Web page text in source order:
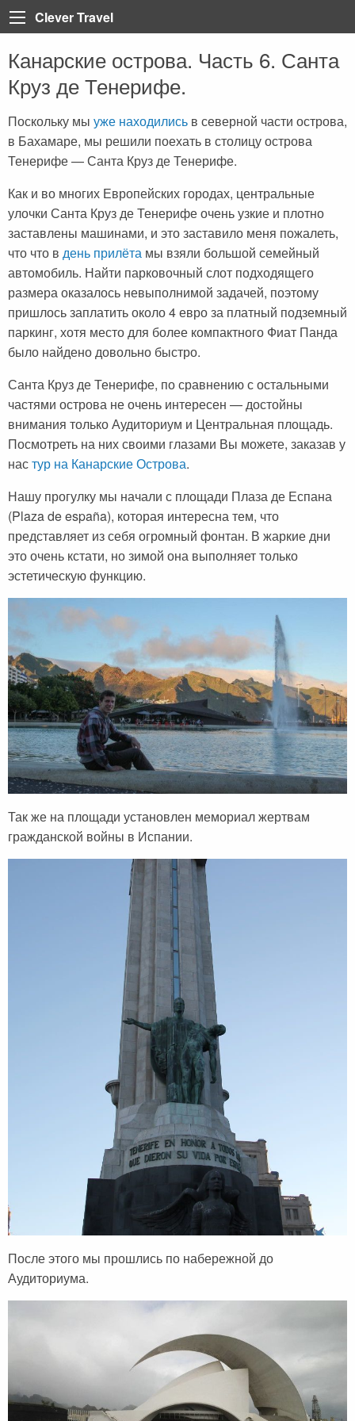
Back
Турция
Back
Алания
Мармарис
Стамбул
Каппадокия
Олюдениз
Кушадасы
Бодрум
Египет
Back
Шарм-эль-Шейх
Хургада
Доминикана
Back
Крит
Санторини
Испания
Back
Коста Брава
Ибица
Фуэртевентура
Барселона
Италия
Back
Рим
Сардиния
Флоренция
Сицилия
Венеция
Франция
Back
Париж
Корсика
Грузия
Back
Португалия
Back
Черногория
Хорватия
Прага
Албания
Мальдивские острова
Занзибар
Дубай
Шри-Ланка
Мексика
Кипр
Тунис
Сейшельские острова
Закопане
Амстердам
Копенгаген
Фарерские острова
Back
Вьетнам
Катар
Куба
Хайнань (Китай)
Back
Все статьи
Египет
ОАЭ
Занзибар
Бали
Тенерифе
Черногория
Пляжи
Достопримечательности
Аэропорты
Back
Болгария
Греция
Грузия
Дубай
Египет
Занзибар
Иордания
Испания
Италия
Кипр
Мадейра
Мальдивы
Польша
Турция
Тунис
Франция
Хорватия
Черногория
Чехия
Шри-Ланка
Back
Турция
Египет
Clever Travel
Канарские острова. Часть 6. Санта
Круз де Тенерифе.
Поскольку мы уже находились в северной части острова,
в Бахамаре, мы решили поехать в столицу острова
Тенерифе — Санта Круз де Тенерифе.
Как и во многих Европейских городах, центральные
улочки Санта Круз де Тенерифе очень узкие и плотно
заставлены машинами, и это заставило меня пожалеть,
что что в день прилёта мы взяли большой семейный
автомобиль. Найти парковочный слот подходящего
размера оказалось невыполнимой задачей, поэтому
пришлось заплатить около 4 евро за платный подземный
паркинг, хотя место для более компактного Фиат Панда
было найдено довольно быстро.
Санта Круз де Тенерифе, по сравнению с остальными
частями острова не очень интересен — достойны
внимания только Аудиториум и Центральная площадь.
Посмотреть на них своими глазами Вы можете, заказав у
настур на Канарские Острова.
Нашу прогулку мы начали с площади Плаза де Еспана
(Plaza de españa), которая интересна тем, что
представляет из себя огромный фонтан. В жаркие дни
это очень кстати, но зимой она выполняет только
эстетическую функцию.
Так же на площади установлен мемориал жертвам
гражданской войны в Испании.
После этого мы прошлись по набережной до
Аудиториума.